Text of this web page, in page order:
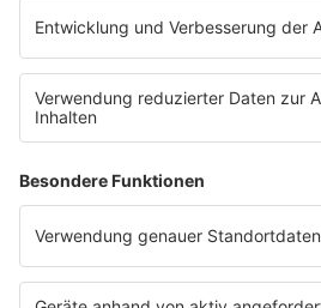
Impressum
Datenschutz Facebook & Instagram
Datenschutzeinstellungen
Clubbedingungen
Werbung schalten
Waffel-Werbepartner
80s80s.de
90s90s.de
Schlagerplanetradio.com